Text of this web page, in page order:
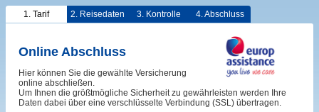
1. Tarif 2. Reisedaten 3. Kontrolle 4. Abschluss
Online Abschluss
Hier können Sie die gewählte Versicherung
online abschließen.
Um Ihnen die größtmögliche Sicherheit zu gewährleisten werden Ihre
Daten dabei über eine verschlüsselte Verbindung (SSL) übertragen.